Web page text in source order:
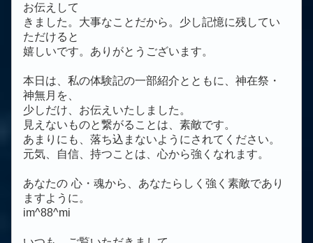
お伝えして
きました。大事なことだから。少し記憶に残してい
ただけると
嬉しいです。ありがとうございます。
本日は、私の体験記の一部紹介とともに、神在祭・
神無月を、
少しだけ、お伝えいたしました。
見えないものと繋がることは、素敵です。
あまりにも、落ち込まないようにされてください。
元気、自信、持つことは、心から強くなれます。
あなたの 心・魂から、あなたらしく強く素敵であり
ますように。
im^88^mi